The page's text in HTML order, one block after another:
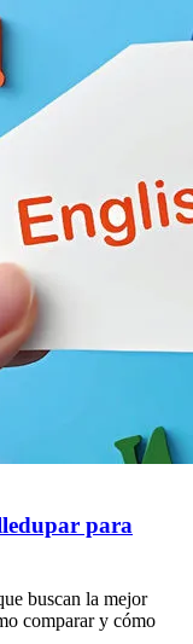
para
buscan la mejor
comparar y cómo